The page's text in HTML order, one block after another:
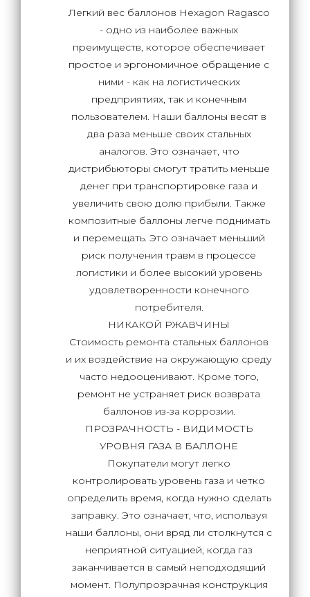
Легкий вес баллонов Hexagon Ragasco
- одно из наиболее важных
преимуществ, которое обеспечивает
простое и эргономичное обращение с
ними - как на логистических
предприятиях, так и конечным
пользователем. Наши баллоны весят в
два раза меньше своих стальных
аналогов. Это означает, что
дистрибьюторы смогут тратить меньше
денег при транспортировке газа и
увеличить свою долю прибыли. Также
композитные баллоны легче поднимать
и перемещать. Это означает меньший
риск получения травм в процессе
логистики и более высокий уровень
удовлетворенности конечного
потребителя.
НИКАКОЙ РЖАВЧИНЫ
Стоимость ремонта стальных баллонов
и их воздействие на окружающую среду
часто недооценивают. Кроме того,
ремонт не устраняет риск возврата
баллонов из-за коррозии.
ПРОЗРАЧНОСТЬ - ВИДИМОСТЬ
УРОВНЯ ГАЗА В БАЛЛОНЕ
Покупатели могут легко
контролировать уровень газа и четко
определить время, когда нужно сделать
заправку. Это означает, что, используя
наши баллоны, они вряд ли столкнутся с
неприятной ситуацией, когда газ
заканчивается в самый неподходящий
момент. Полупрозрачная конструкция